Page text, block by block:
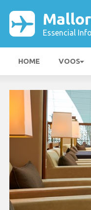
Essencial
HOME VOOS